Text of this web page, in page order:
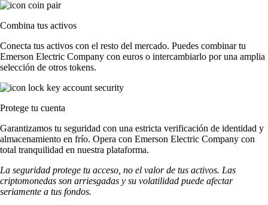
Combina tus activos
Conecta tus activos con el resto del mercado. Puedes combinar tu
Emerson Electric Company con euros o intercambiarlo por una amplia
selección de otros tokens.
Protege tu cuenta
Garantizamos tu seguridad con una estricta verificación de identidad y
almacenamiento en frío. Opera con Emerson Electric Company con
total tranquilidad en nuestra plataforma.
La seguridad protege tu acceso, no el valor de tus activos. Las
criptomonedas son arriesgadas y su volatilidad puede afectar
seriamente a tus fondos.